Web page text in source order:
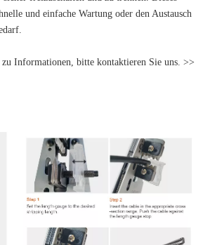
und einfache Wartung oder den Austausch
Informationen, bitte kontaktieren Sie uns. >>